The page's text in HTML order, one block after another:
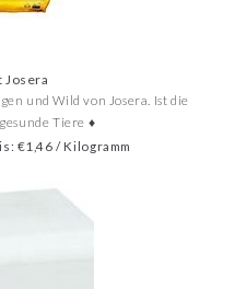
Josera
und Wild von Josera. Ist die
Tiere ♦
€1,46 / Kilogramm